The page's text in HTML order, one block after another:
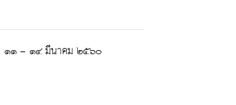
๑๑ – ๑๔ มีนาคม ๒๕๖๐